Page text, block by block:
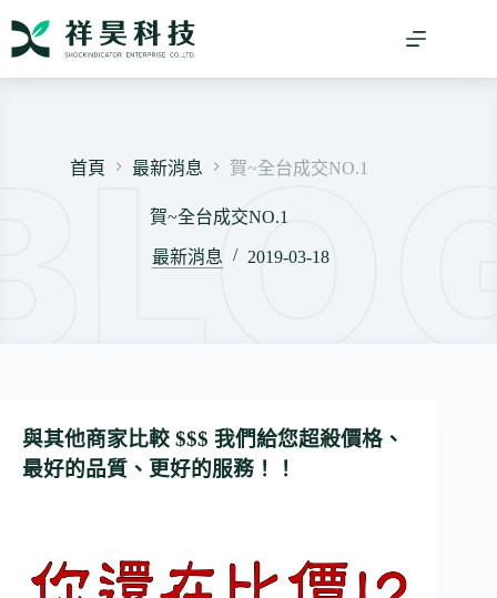
首頁
最新消息 賀~全台成交NO.1
賀~全台成交NO.1
最新消息 2019-03-18
與其他商家比較 $$$ 我們給您超殺價格、
最好的品質、更好的服務！！